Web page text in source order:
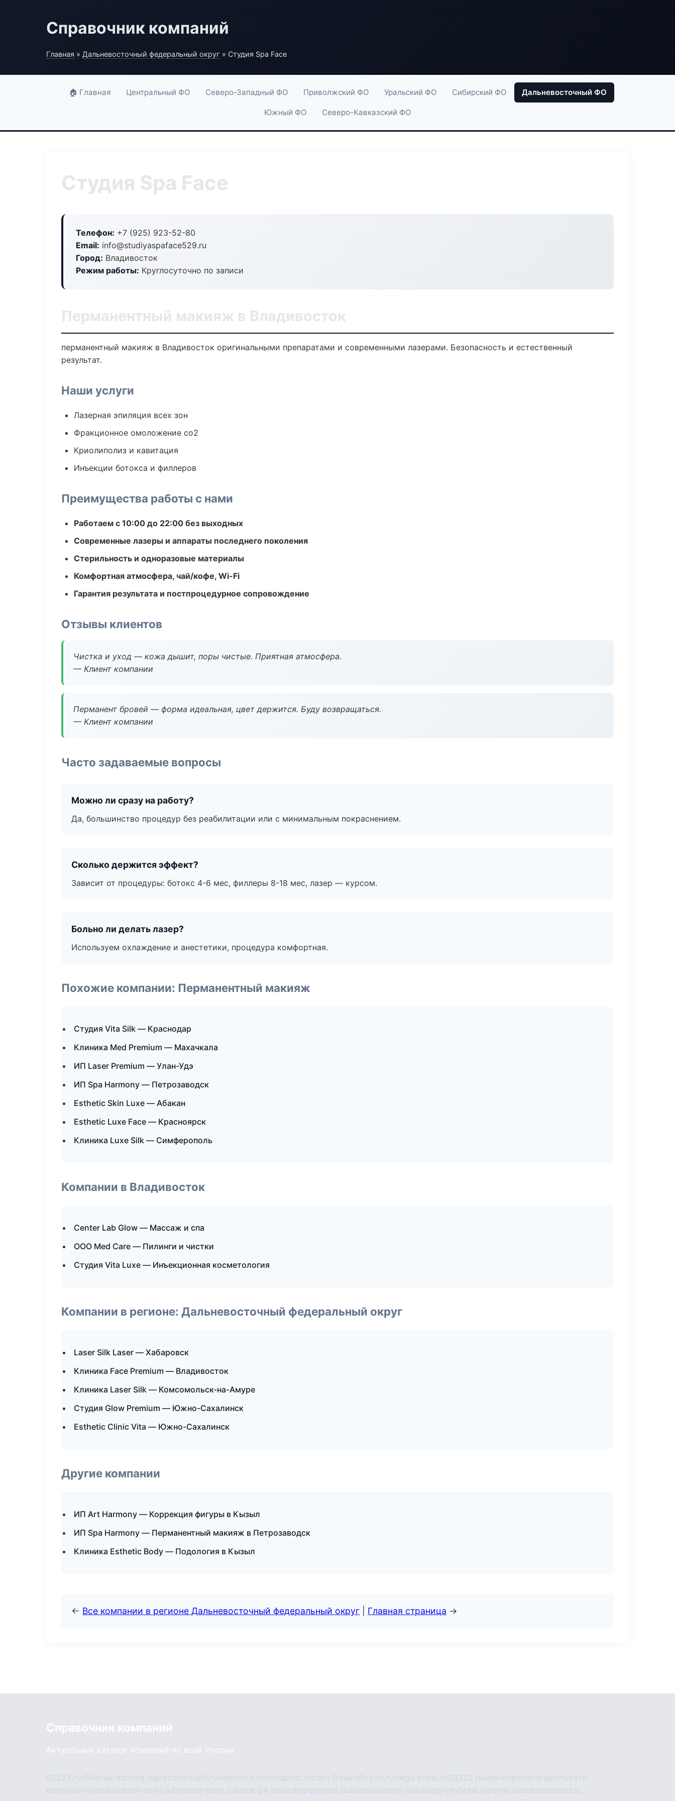
Справочник компаний
Главная » Дальневосточный федеральный округ » Студия Spa Face
🏠 Главная Центральный ФО Северо-Западный ФО Приволжский ФО Уральский ФО Сибирский ФО Дальневосточный ФО
Южный ФО Северо-Кавказский ФО
Студия Spa Face
Телефон: +7 (925) 923-52-80
Email: info@studiyaspaface529.ru
Город: Владивосток
Режим работы: Круглосуточно по записи
Перманентный макияж в Владивосток
перманентный макияж в Владивосток оригинальными препаратами и современными лазерами. Безопасность и естественный
результат.
Наши услуги
Лазерная эпиляция всех зон
Фракционное омоложение co2
Криолиполиз и кавитация
Инъекции ботокса и филлеров
Преимущества работы с нами
Работаем с 10:00 до 22:00 без выходных
Современные лазеры и аппараты последнего поколения
Стерильность и одноразовые материалы
Комфортная атмосфера, чай/кофе, Wi-Fi
Гарантия результата и постпроцедурное сопровождение
Отзывы клиентов
Чистка и уход — кожа дышит, поры чистые. Приятная атмосфера.
— Клиент компании
Перманент бровей — форма идеальная, цвет держится. Буду возвращаться.
— Клиент компании
Часто задаваемые вопросы
Можно ли сразу на работу?
Да, большинство процедур без реабилитации или с минимальным покраснением.
Сколько держится эффект?
Зависит от процедуры: ботокс 4-6 мес, филлеры 8-18 мес, лазер — курсом.
Больно ли делать лазер?
Используем охлаждение и анестетики, процедура комфортная.
Похожие компании: Перманентный макияж
Студия Vita Silk — Краснодар
Клиника Med Premium — Махачкала
ИП Laser Premium — Улан-Удэ
ИП Spa Harmony — Петрозаводск
Esthetic Skin Luxe — Абакан
Esthetic Luxe Face — Красноярск
Клиника Luxe Silk — Симферополь
Компании в Владивосток
Center Lab Glow — Массаж и спа
ООО Med Care — Пилинги и чистки
Студия Vita Luxe — Инъекционная косметология
Компании в регионе: Дальневосточный федеральный округ
Laser Silk Laser — Хабаровск
Клиника Face Premium — Владивосток
Клиника Laser Silk — Комсомольск-на-Амуре
Студия Glow Premium — Южно-Сахалинск
Esthetic Clinic Vita — Южно-Сахалинск
Другие компании
ИП Art Harmony — Коррекция фигуры в Кызыл
ИП Spa Harmony — Перманентный макияж в Петрозаводск
Клиника Esthetic Body — Подология в Кызыл
← Все компании в регионе Дальневосточный федеральный округ Главная страница →
Справочник компаний
Актуальный каталог компаний по всей России
03223.ruufille.rukrasotata.ruprazdnikdushi.ruveetbox.rucinemapost.ruciam-fr.rukraft-you.ru mega-press.ru03223.ruweb-explore.ru rastenuya.ru
eurovision-russia.rustrah-news.rufreeride-team.ru itrack-24.rusexshopexpress.ruautostudiopro.rualabuga-cityhotel.rupornv.ruatlantpereezd.ru